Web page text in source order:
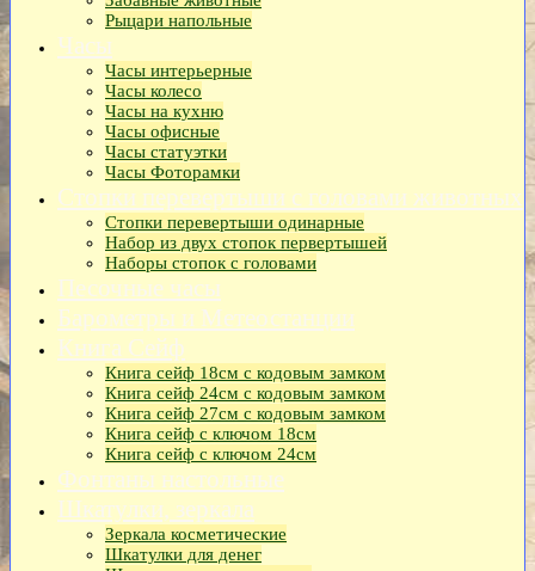
Рыцари напольные
Часы
Часы интерьерные
Часы колесо
Часы на кухню
Часы офисные
Часы статуэтки
Часы Фоторамки
Стопки перевертыши с головами животных
Стопки перевертыши одинарные
Набор из двух стопок первертышей
Наборы стопок с головами
Песочные часы
Барометры и Метеостанции
Книга Сейф
Книга сейф 18см с кодовым замком
Книга сeйф 24см с кодовым замком
Книга сейф 27см с кодовым замком
Книга сейф с ключом 18см
Книга сейф с ключом 24см
Фонтаны настольные
Шкатулки, зеркала
Зеркала косметические
Шкатулки для денег